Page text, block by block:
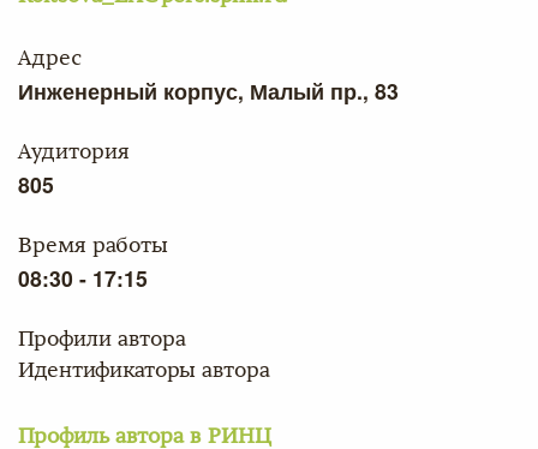
Адрес
Инженерный корпус, Малый пр., 83
Аудитория
805
Время работы
08:30 - 17:15
Профили автора
Идентификаторы автора
Профиль автора в РИНЦ